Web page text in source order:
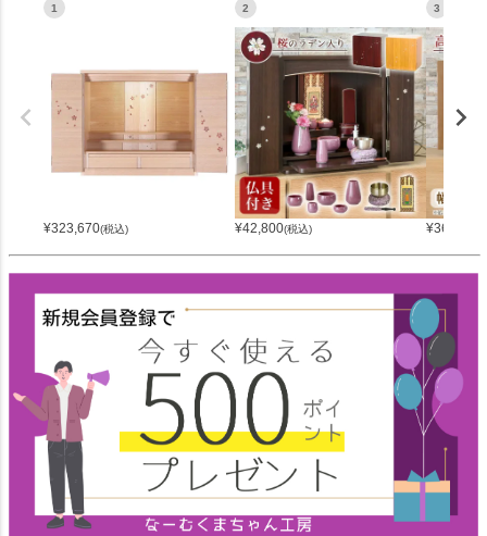
1
¥323,670(税込)
2
¥42,800(税込)
3
¥36,800